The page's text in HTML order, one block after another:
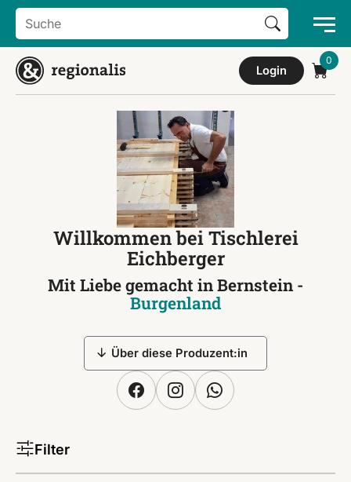
Search
for:
Search Button
Login
Willkommen bei Tischlerei
Eichberger
Mit Liebe gemacht in Bernstein -
Burgenland
Über diese Produzent:in
Filter